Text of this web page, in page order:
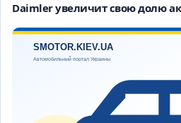
Daimler увеличит свою долю